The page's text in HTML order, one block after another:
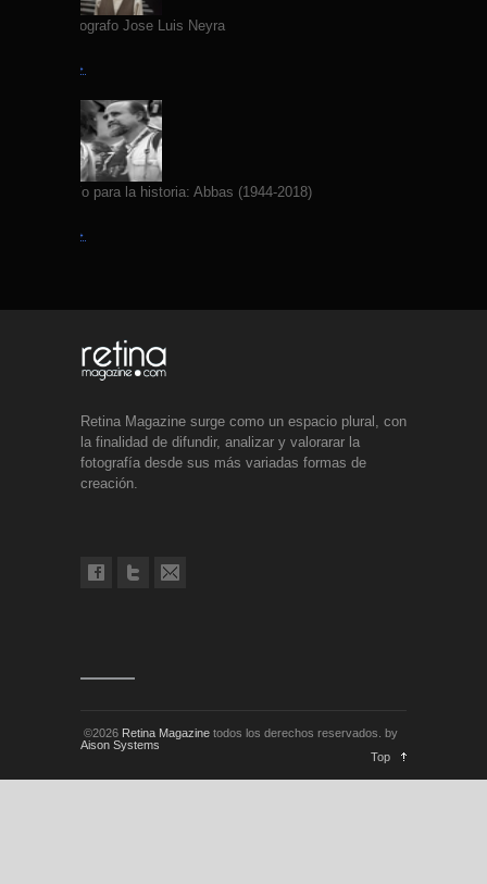
Fallece Fotografo Jose Luis Neyra
Leer más →
Yo fotografío para la historia: Abbas (1944-2018)
Leer más →
Retina Magazine surge como un espacio plural, con
la finalidad de difundir, analizar y valorarar la
fotografía desde sus más variadas formas de
creación.
©2026 Retina Magazine todos los derechos reservados. by
Aison Systems
Top